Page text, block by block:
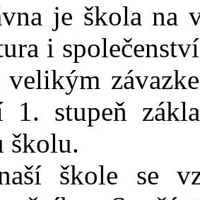
je škola na
i
velikým
1. stupeň
školu.
se